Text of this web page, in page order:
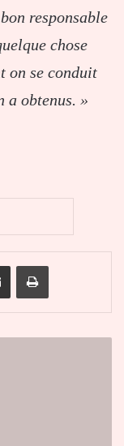
responsable
chose
on se conduit
a obtenus. »
Partager par email Imprimer